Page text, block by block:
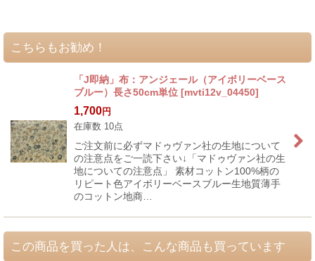
こちらもお勧め！
「J即納」布：アンジェール（アイボリーベース
ブルー）長さ50cm単位 [mvti12v_04450]
1,700円
在庫数 10点
ご注文前に必ずマドゥヴァン社の生地について
の注意点をご一読下さい↓「マドゥヴァン社の生
地についての注意点」 素材コットン100%柄の
リピート色アイボリーベースブルー生地質薄手
のコットン地商…
この商品を買った人は、こんな商品も買っています